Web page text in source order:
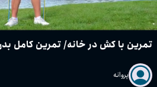
تمرین با کش در خانه/ تمرین کامل
پروانه